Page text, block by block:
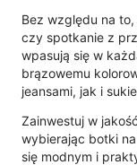
Bez względu na
czy spotkanie z
wpasują się w
brązowemu
jeansami, jak i
Zainwestuj w
wybierając botki
się modnym i